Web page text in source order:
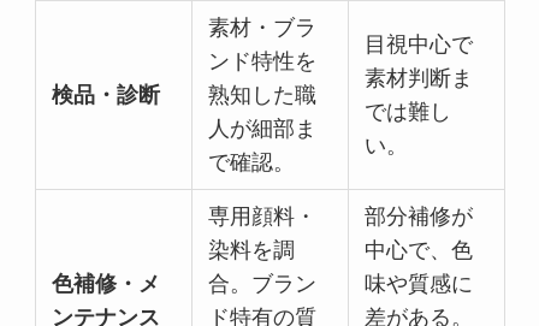
検品・診断
素材・ブラ
ンド特性を
熟知した職
人が細部ま
で確認。
目視中心で
素材判断ま
では難し
い。
色補修・メ
ンテナンス
専用顔料・
染料を調
合。ブラン
ド特有の質
部分補修が
中心で、色
味や質感に
差がある。